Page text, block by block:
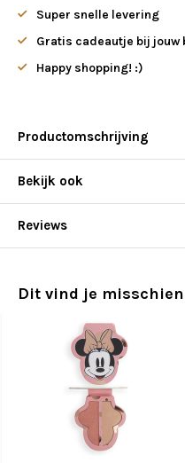
Super snelle levering
Gratis cadeautje bij
Happy shopping! :)
Productomschrijving
Bekijk ook
Reviews
Dit vind je